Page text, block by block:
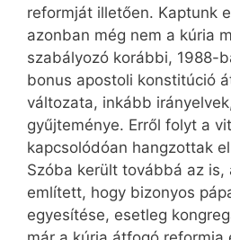
reformját illetően. Kaptunk
azonban még nem a kúria
szabályozó korábbi, 1988-
bonus apostoli konstitúció
változata, inkább
gyűjteménye. Erről folyt a
kapcsolódóan hangzottak
Szóba került továbbá az is,
említett, hogy bizonyos
egyesítése, esetleg